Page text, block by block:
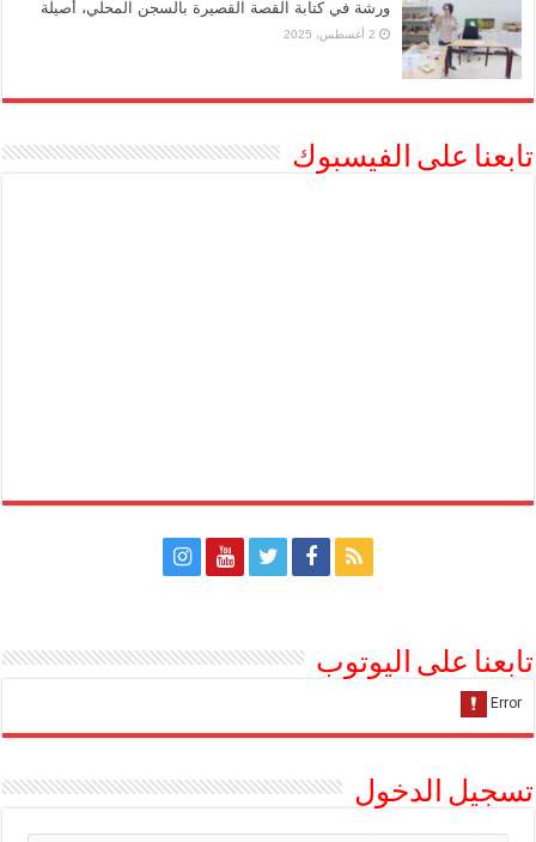
ورشة في كتابة القصة القصيرة بالسجن المحلي، أصيلة
2 أغسطس، 2025
تابعنا على الفيسبوك
تابعنا على اليوتوب
تسجيل الدخول